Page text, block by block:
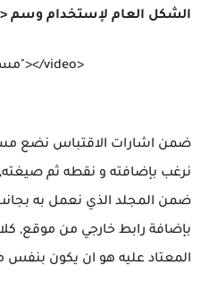
الشكل العام لإستخدام وسم <video> في HTML
ضمن اشارات الاقتباس نضع
نرغب بإضافته و نقطه ثم
ضمن المجلد الذي نعمل به
بإضافة رابط خارجي من موقع,
المعتاد عليه هو ان يكون بنفس